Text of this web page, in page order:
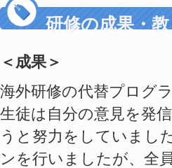
研修の成果・
＜成果＞
海外研修の代替プログ
生徒は自分の意見を発
うと努力をしていまし
ンを行いましたが、全